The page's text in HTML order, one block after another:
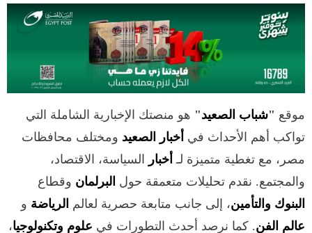
موقع "شباب الصعيد" هو منصتك الإخبارية الشاملة التي
تواكب أهم الأحداث في أخبار الصعيد ومختلف محافظات
مصر، مع تغطية متميزة لـ أخبار السياسة، الاقتصاد،
والمجتمع. نقدم تحليلات متعمقة حول البرلمان وقطاع
البنوك والتأمين، إلى جانب متابعة حصرية لعالم الرياضة و
عالم الفن. كما نرصد أحدث التطورات في علوم وتكنولوجيا،